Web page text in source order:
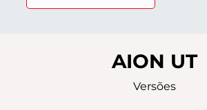
AION UT
Versões